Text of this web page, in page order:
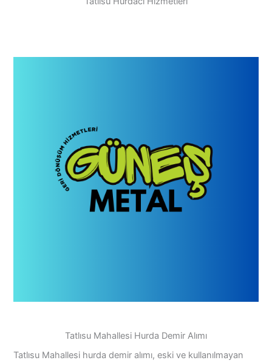
Tatlısu Mahallesi Hurda Demir Alımı
Tatlısu Mahallesi hurda demir alımı, eski ve kullanılmayan